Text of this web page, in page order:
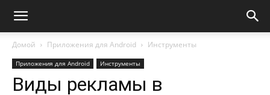
Домой Приложения для Android Инструменты
Приложения для Android Инструменты
Виды рекламы в